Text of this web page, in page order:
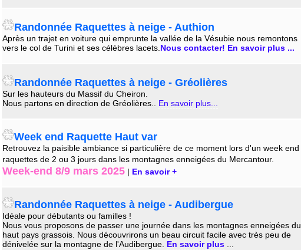
Randonnée Raquettes à neige - Authion
Après un trajet en voiture qui emprunte la vallée de la Vésubie nous remontons
vers le col de Turini et ses célèbres lacets.Nous contacter! En savoir plus ...
Randonnée Raquettes à neige - Gréolières
Sur les hauteurs du Massif du Cheiron.
Nous partons en direction de Gréolières.. En savoir plus...
Week end Raquette Haut var
Retrouvez la paisible ambiance si particulière de ce moment lors d'un week end
raquettes de 2 ou 3 jours dans les montagnes enneigées du Mercantour.
Week-end 8/9 mars 2025 | En savoir +
Randonnée Raquettes à neige - Audibergue
Idéale pour débutants ou familles !
Nous vous proposons de passer une journée dans les montagnes enneigées du
haut pays grassois. Nous découvrirons un beau circuit facile avec très peu de
dénivelée sur la montagne de l'Audibergue. En savoir plus ...